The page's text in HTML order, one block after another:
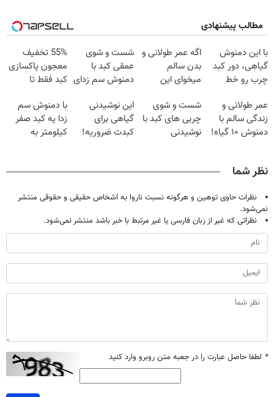
مطالب پیشنهادی
با این دمنوش
گیاهی، دور کبد
چرب رو خط
اگه عمر طولانی و
بدن سالم
میخوای این
تخفیف بخر
شست و شوی
عمقی کبد با
دمنوش سم زدای
55% تخفیف
معجون پاکسازی
کبد فقط تا
عمر طولانی و
زندگی سالم با
دمنوش ۱۰ گیاه!
شست و شوی
چربی های کبد با
نوشیدنی
این نوشیدنی
گیاهی برای
کبدت ضروریه!
با دمنوش سم
زدا یه کبد صفر
کیلومتر به
نظر شما
نظرات حاوی توهین و هرگونه نسبت ناروا به اشخاص حقیقی و حقوقی منتشر
نمی‌شود.
نظراتی که غیر از زبان فارسی یا غیر مرتبط با خبر باشد منتشر نمی‌شود.
* لطفا حاصل عبارت را در جعبه متن روبرو وارد کنید